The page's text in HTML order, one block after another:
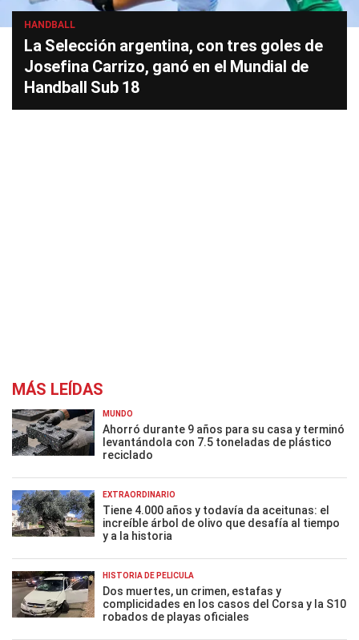
HANDBALL
La Selección argentina, con tres goles de
Josefina Carrizo, ganó en el Mundial de
Handball Sub 18
MÁS LEÍDAS
MUNDO
Ahorró durante 9 años para su casa y terminó
levantándola con 7.5 toneladas de plástico
reciclado
EXTRAORDINARIO
Tiene 4.000 años y todavía da aceitunas: el
increíble árbol de olivo que desafía al tiempo
y a la historia
HISTORIA DE PELÍCULA
Dos muertes, un crimen, estafas y
complicidades en los casos del Corsa y la S10
robados de playas oficiales